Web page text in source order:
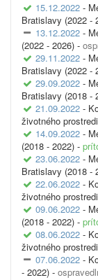
15.12.2022 -
Bratislavy (2022 -
13.12.2022 -
(2022 - 2026) -
29.11.2022 -
Bratislavy (2022 -
29.09.2022 -
Bratislavy (2018 -
21.09.2022 -
životného
14.09.2022 -
(2018 - 2022) -
23.06.2022 -
Bratislavy (2018 -
22.06.2022 -
životného
09.06.2022 -
(2018 - 2022) -
08.06.2022 -
životného
07.06.2022 -
- 2022) -